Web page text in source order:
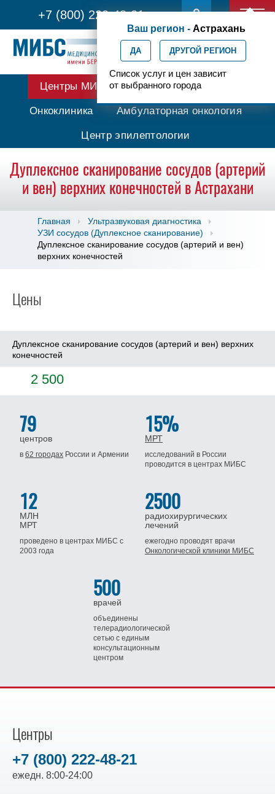
+7 (800) 222-48-21
Ваш регион - Астрахань
ДА ДРУГОЙ РЕГИОН
Список услуг и цен зависит
от выбранного города
Центры МИБС Протонная терапия
Онкоклиника Амбулаторная онкология
Центр эпилептологии
Дуплексное сканирование сосудов (артерий
и вен) верхних конечностей в Астрахани
Главная
Ультразвуковая диагностика
УЗИ сосудов (Дуплексное сканирование)
Дуплексное сканирование сосудов (артерий и вен)
верхних конечностей
Цены
Дуплексное сканирование сосудов (артерий и вен) верхних
конечностей
2 500
79
центров
в62 городах Россиии Армении
15%
МРТ
исследований в России
проводится в центрах МИБС
12
МЛН
МРТ
проведено в центрах МИБСс
2003 года
2500
радиохирургических
лечений
ежегодно проводят врачи
Онкологической клиники МИБС
500
врачей
объединены
телерадиологической
сетью с единым
консультационным
центром
Центры
+7 (800) 222-48-21
ежедн. 8:00-24:00